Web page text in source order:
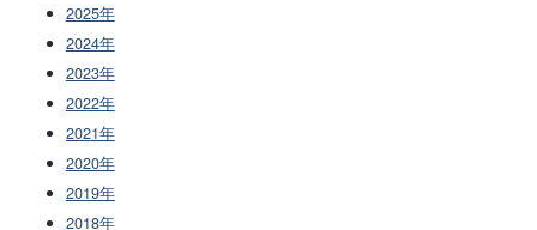
2025年
2024年
2023年
2022年
2021年
2020年
2019年
2018年